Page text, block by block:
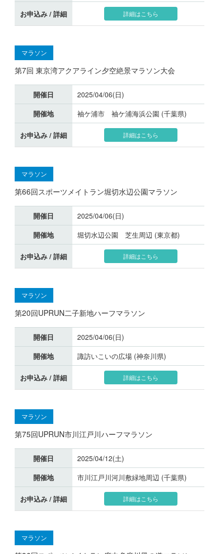
お申込み / 詳細 詳細はこちら
マラソン
第7回 東京湾アクアライン夕空絶景マラソン大会
開催日
2025/04/06(日)
開催地
袖ケ浦市 袖ケ浦海浜公園 (千葉県)
お申込み / 詳細 詳細はこちら
マラソン
第66回スポーツメイトラン堀切水辺公園マラソン
開催日
2025/04/06(日)
開催地
堀切水辺公園 芝生周辺 (東京都)
お申込み / 詳細 詳細はこちら
マラソン
第20回UPRUN二子新地ハーフマラソン
開催日
2025/04/06(日)
開催地
諏訪いこいの広場 (神奈川県)
お申込み / 詳細 詳細はこちら
マラソン
第75回UPRUN市川江戸川ハーフマラソン
開催日
2025/04/12(土)
開催地
市川江戸川河川敷緑地周辺 (千葉県)
お申込み / 詳細 詳細はこちら
マラソン